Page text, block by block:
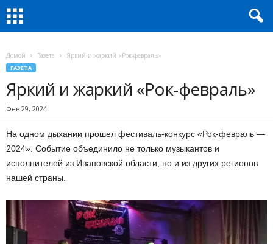
Домой Газета Яркий и жаркий «Рок-февраль»
ГАЗЕТА
Яркий и жаркий «Рок-февраль»
Фев 29, 2024
На одном дыхании прошел фестиваль-конкурс «Рок-февраль —
2024». Событие объединило не только музыкантов и
исполнителей из Ивановской области, но и из других регионов
нашей страны.